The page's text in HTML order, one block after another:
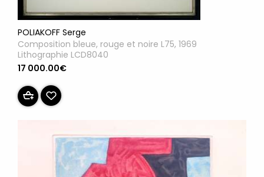
POLIAKOFF Serge
Composition bleue, rouge et noire L75, 1969
Lithographie LCD8040
17 000.00€